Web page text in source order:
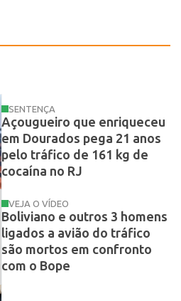
SENTENÇA
Açougueiro que enriqueceu
em Dourados pega 21 anos
pelo tráfico de 161 kg de
cocaína no RJ
VEJA O VÍDEO
Boliviano e outros 3 homens
ligados a avião do tráfico
são mortos em confronto
com o Bope